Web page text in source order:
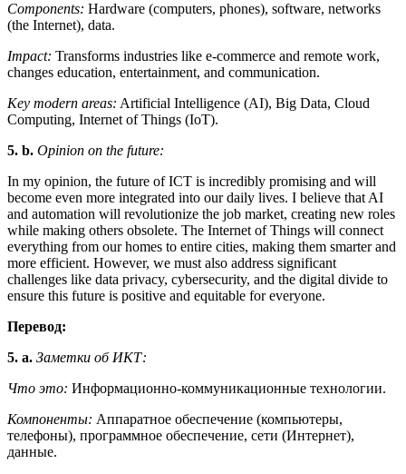
Components: Hardware (computers, phones), software, networks
(the Internet), data.
Impact: Transforms industries like e-commerce and remote work,
changes education, entertainment, and communication.
Key modern areas: Artificial Intelligence (AI), Big Data, Cloud
Computing, Internet of Things (IoT).
5. b. Opinion on the future:
In my opinion, the future of ICT is incredibly promising and will
become even more integrated into our daily lives. I believe that AI
and automation will revolutionize the job market, creating new roles
while making others obsolete. The Internet of Things will connect
everything from our homes to entire cities, making them smarter and
more efficient. However, we must also address significant
challenges like data privacy, cybersecurity, and the digital divide to
ensure this future is positive and equitable for everyone.
Перевод:
5. a. Заметки об ИКТ:
Что это: Информационно-коммуникационные технологии.
Компоненты: Аппаратное обеспечение (компьютеры,
телефоны), программное обеспечение, сети (Интернет),
данные.